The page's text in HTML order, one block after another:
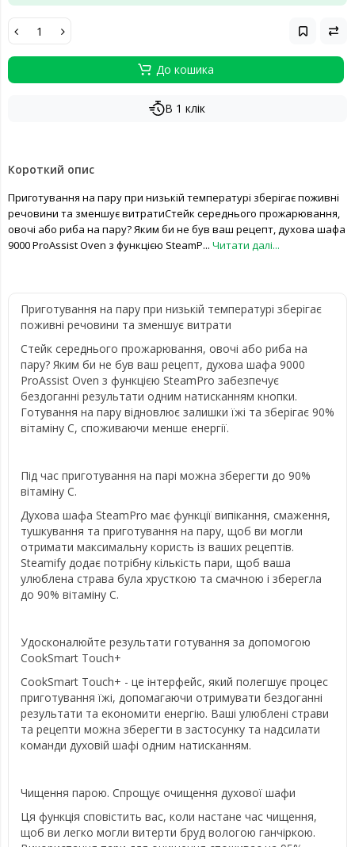
До кошика
В 1 клік
Короткий опис
Приготування на пару при низькій температурі зберігає поживні
речовини та зменшує витратиСтейк середнього прожарювання,
овочі або риба на пару? Яким би не був ваш рецепт, духова шафа
9000 ProAssist Oven з функцією SteamP... Читати далі...
Приготування на пару при низькій температурі зберігає
поживні речовини та зменшує витрати
Стейк середнього прожарювання, овочі або риба на
пару? Яким би не був ваш рецепт, духова шафа 9000
ProAssist Oven з функцією SteamPro забезпечує
бездоганні результати одним натисканням кнопки.
Готування на пару відновлює залишки їжі та зберігає 90%
вітаміну С, споживаючи менше енергії.
Під час приготування на парі можна зберегти до 90%
вітаміну С.
Духова шафа SteamPro має функції випікання, смаження,
тушкування та приготування на пару, щоб ви могли
отримати максимальну користь із ваших рецептів.
Steamify додає потрібну кількість пари, щоб ваша
улюблена страва була хрусткою та смачною і зберегла
до 90% вітаміну С.
Удосконалюйте результати готування за допомогою
CookSmart Touch+
CookSmart Touch+ - це інтерфейс, який полегшує процес
приготування їжі, допомагаючи отримувати бездоганні
результати та економити енергію. Ваші улюблені страви
та рецепти можна зберегти в застосунку та надсилати
команди духовій шафі одним натисканням.
Чищення парою. Спрощує очищення духової шафи
Ця функція сповістить вас, коли настане час чищення,
щоб ви легко могли витерти бруд вологою ганчіркою.